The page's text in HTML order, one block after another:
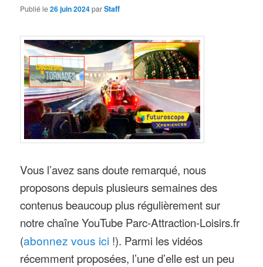
Publié le26 juin 2024parStaff
Vous l’avez sans doute remarqué, nous
proposons depuis plusieurs semaines des
contenus beaucoup plus régulièrement sur
notre chaîne YouTube Parc-Attraction-Loisirs.fr
(abonnez vous ici !). Parmi les vidéos
récemment proposées, l’une d’elle est un peu